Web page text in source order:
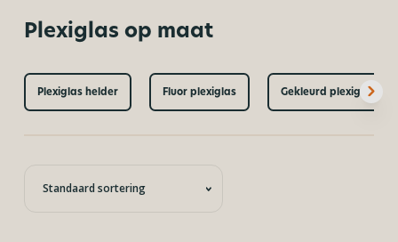
Plexiglas op maat
Plexiglas helder Fluor plexiglas Gekleurd plexiglas op